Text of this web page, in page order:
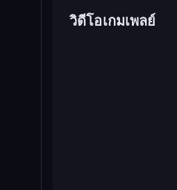
วิดีโอเกมเพลย์